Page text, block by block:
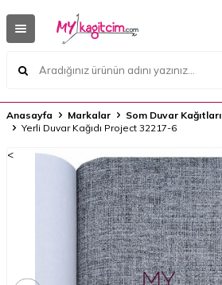
Anasayfa Markalar
Som Duvar Kağıtları
Yerli Duvar Kağıdı Project 32217-6
<